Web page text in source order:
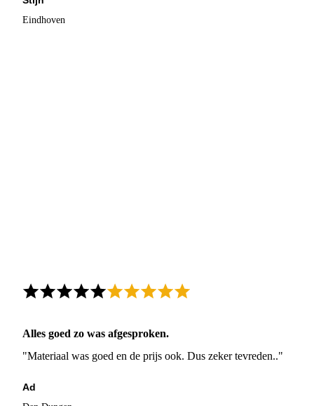
Eindhoven
Alles goed zo was afgesproken.
"Materiaal was goed en de prijs ook. Dus zeker tevreden.."
Ad